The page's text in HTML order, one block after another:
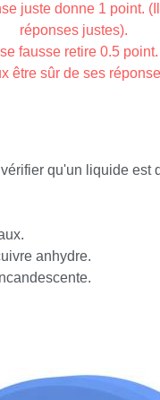
juste donne 1 point.
réponses justes).
fausse retire 0.5
être sûr de ses
vérifier qu'un liquide est
anhydre.